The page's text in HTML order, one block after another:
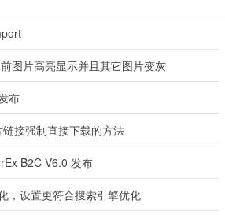
台)功能
条，让你畅览天下大事，及时了解各类最新
活服务，随时随地贴心相伴，满足多样需
图片高亮显示并且其它图片变灰
布
接强制直接下载的方法
B2C V6.0 发布
，设置更符合搜索引擎优化